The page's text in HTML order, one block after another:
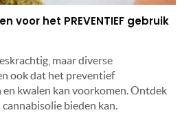
voor het PREVENTIEF gebruik
maar diverse
ook dat het preventief
kwalen kan voorkomen. Ontdek
bieden kan.